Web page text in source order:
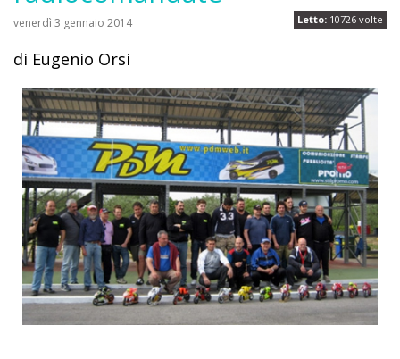
Letto: 10726 volte
venerdì 3 gennaio 2014
di Eugenio Orsi